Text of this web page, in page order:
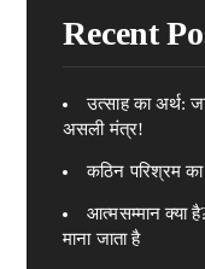
Recent
उत्साह का अर्थ:
असली मंत्र!
कठिन परिश्रम
आत्मसम्मान क्या
माना जाता है